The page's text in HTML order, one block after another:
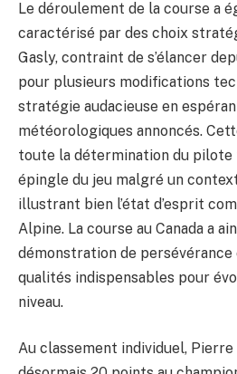
Le déroulement de la course a
caractérisé par des choix
Gasly, contraint de s’élancer
pour plusieurs modifications
stratégie audacieuse en
météorologiques annoncés.
toute la détermination du pilote
épingle du jeu malgré un
illustrant bien l’état d’esprit
Alpine. La course au Canada a
démonstration de persévérance
qualités indispensables pour
niveau.
Au classement individuel,